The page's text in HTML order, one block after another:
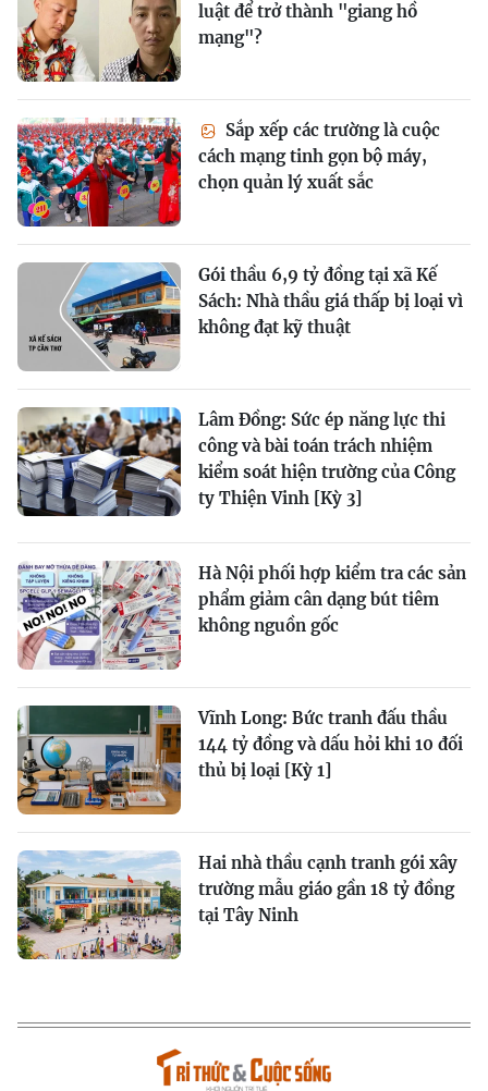
luật để trở thành "giang hồ
mạng"?
Sắp xếp các trường là cuộc
cách mạng tinh gọn bộ máy,
chọn quản lý xuất sắc
Gói thầu 6,9 tỷ đồng tại xã Kế
Sách: Nhà thầu giá thấp bị loại vì
không đạt kỹ thuật
Lâm Đồng: Sức ép năng lực thi
công và bài toán trách nhiệm
kiểm soát hiện trường của Công
ty Thiện Vinh [Kỳ 3]
Hà Nội phối hợp kiểm tra các sản
phẩm giảm cân dạng bút tiêm
không nguồn gốc
Vĩnh Long: Bức tranh đấu thầu
144 tỷ đồng và dấu hỏi khi 10 đối
thủ bị loại [Kỳ 1]
Hai nhà thầu cạnh tranh gói xây
trường mẫu giáo gần 18 tỷ đồng
tại Tây Ninh